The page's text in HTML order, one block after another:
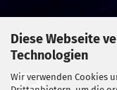
Diese Webseite
Technologien
Wir verwenden Cookies
Social Media